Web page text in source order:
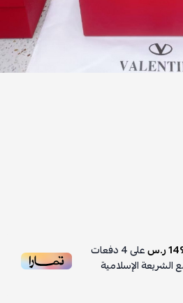
ر.س على4دفعات
الشريعة الإسلامية